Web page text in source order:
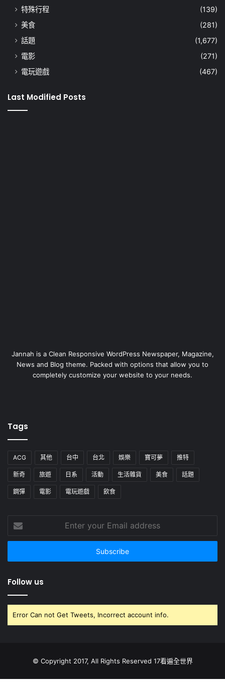
特殊行程
(139)
美食
(281)
話題
(1,677)
電影
(271)
電玩遊戲
(467)
Last Modified Posts
Jannah is a Clean Responsive WordPress Newspaper, Magazine,
News and Blog theme. Packed with options that allow you to
completely customize your website to your needs.
Tags
ACG 其他 台中 台北 娛樂 寶可夢 推特
新奇 旅遊 日系 活動 生活雜貨 美食 話題
鋼彈 電影 電玩遊戲 飲食
your
Email
Follow us
Error Can not Get Tweets, Incorrect account info.
© Copyright 2017, All Rights Reserved 17看遍全世界